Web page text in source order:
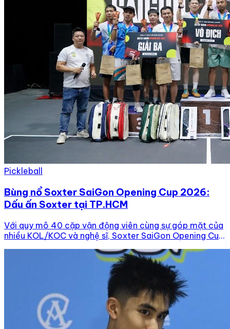
Pickleball
Bùng nổ Soxter SaiGon Opening Cup 2026:
Dấu ấn Soxter tại TP.HCM
Với quy mô 40 cặp vận động viên cùng sự góp mặt của
nhiều KOL/KOC và nghệ sĩ, Soxter SaiGon Opening Cup
đánh dấu màn ra mắt ấn tượng của Soxter tại TP.HCM.
Các VDV thi đấu tích cực ở nhiều nội dung (Nguồn: […]